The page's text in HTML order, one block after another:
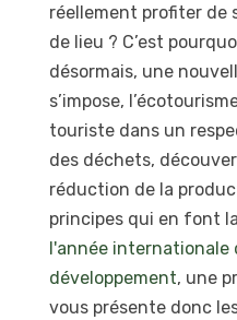
réellement profiter de
de lieu ? C’est
désormais, une
s’impose,
touriste dans un
des déchets,
réduction de la
principes qui en font
l'année
développement, une
vous présente donc